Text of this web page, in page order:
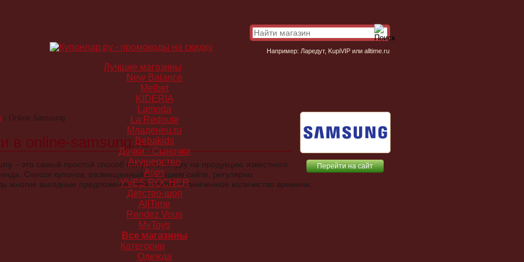
/ Online Samsung
в online-samsung.ru
Перейти на сайт
– это самый простой способ получить скидку на продукцию известного
Список купонов, размещенный на нашем сайте, регулярно
многие выгодные предложения действуют ограниченное количество времени.
Например: Ларедут, KupiVIPили alltime.ru
Лучшие магазины
New Balance
Melbet
KIDERIA
Lamoda
La Redoute
Младенец.ru
Bebakids
Дочки - Сыночки
Акушерство
Asos
YVES ROCHER
Детство-шоп
AllTime
Rendez Vous
MyToys
Все магазины
Категории
Одежда